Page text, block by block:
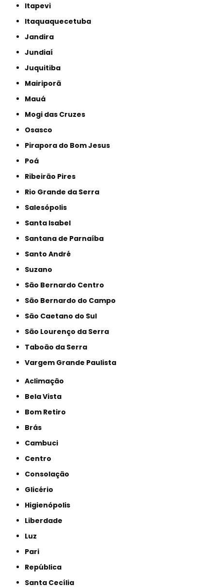
Itapevi
Itaquaquecetuba
Jandira
Jundiaí
Juquitiba
Mairiporã
Mauá
Mogi das Cruzes
Osasco
Pirapora do Bom Jesus
Poá
Ribeirão Pires
Rio Grande da Serra
Salesópolis
Santa Isabel
Santana de Parnaíba
Santo André
Suzano
São Bernardo Centro
São Bernardo do Campo
São Caetano do Sul
São Lourenço da Serra
Taboão da Serra
Vargem Grande Paulista
Aclimação
Bela Vista
Bom Retiro
Brás
Cambuci
Centro
Consolação
Glicério
Higienópolis
Liberdade
Luz
Pari
República
Santa Cecília